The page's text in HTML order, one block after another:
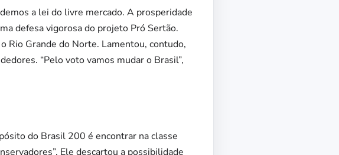
a lei do livre mercado. A prosperidade
defesa vigorosa do projeto Pró Sertão.
Rio Grande do Norte. Lamentou, contudo,
“Pelo voto vamos mudar o Brasil”,
do Brasil 200 é encontrar na classe
Ele descartou a possibilidade